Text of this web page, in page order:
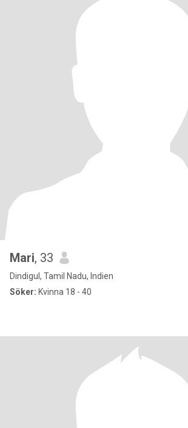
Mari, 33
Dindigul, Tamil Nadu, Indien
Söker: Kvinna 18 - 40